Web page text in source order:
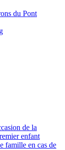
du Pont
de la
enfant
famille en cas de